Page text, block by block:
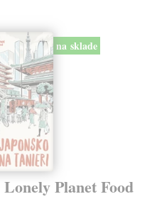
na sklade
Planet Food